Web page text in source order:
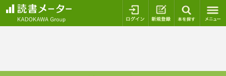
ログイン 新規登録